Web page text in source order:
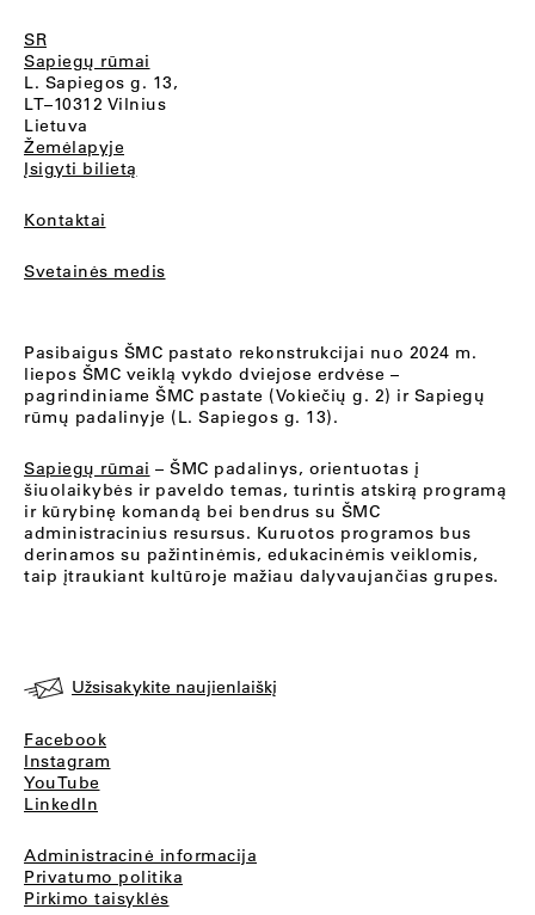
SR
Sapiegų rūmai
L. Sapiegos g. 13,
LT–10312 Vilnius
Lietuva
Žemėlapyje
Įsigyti bilietą
Kontaktai
Svetainės medis
Pasibaigus ŠMC pastato rekonstrukcijai nuo 2024 m.
liepos ŠMC veiklą vykdo dviejose erdvėse –
pagrindiniame ŠMC pastate (Vokiečių g. 2) ir Sapiegų
rūmų padalinyje (L. Sapiegos g. 13).
Sapiegų rūmai – ŠMC padalinys, orientuotas į
šiuolaikybės ir paveldo temas, turintis atskirą programą
ir kūrybinę komandą bei bendrus su ŠMC
administracinius resursus. Kuruotos programos bus
derinamos su pažintinėmis, edukacinėmis veiklomis,
taip įtraukiant kultūroje mažiau dalyvaujančias grupes.
Užsisakykite naujienlaiškį
Facebook
Instagram
YouTube
LinkedIn
Administracinė informacija
Privatumo politika
Pirkimo taisyklės